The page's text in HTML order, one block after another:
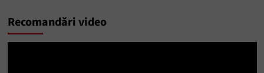
Recomandări video